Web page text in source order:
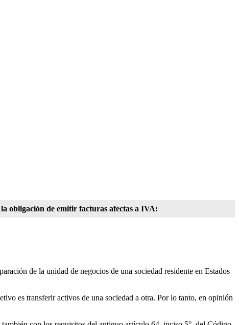
obligación de emitir facturas afectas a IVA:
de la unidad de negocios de una sociedad residente en Estados
es transferir activos de una sociedad a otra. Por lo tanto, en opinión